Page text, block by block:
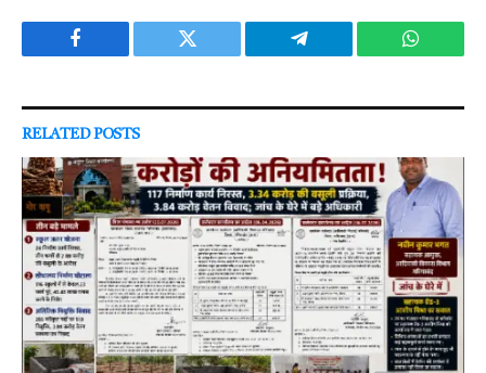
Facebook Twitter Telegram
RELATEDPOSTS